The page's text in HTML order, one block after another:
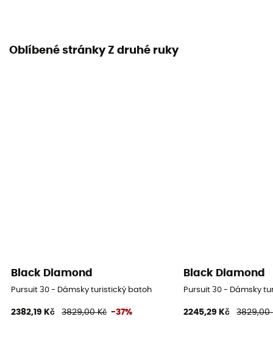
Oblíbené stránky Z druhé ruky
Black Diamond
Pursuit 30 - Dámsky turistický batoh
2382,19 Kč 3829,00 Kč -37%
Black Diamond
Pursuit 30 - Dámsky
2245,29 Kč 3829,00